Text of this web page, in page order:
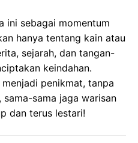
ini sebagai momentum
hanya tentang kain atau
sejarah, dan tangan-
keindahan.
penikmat, tanpa
sama jaga warisan
dan terus lestari!